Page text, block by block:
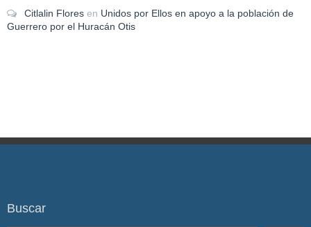
Citlalin Flores en Unidos por Ellos en apoyo a la población de
Guerrero por el Huracán Otis
Buscar